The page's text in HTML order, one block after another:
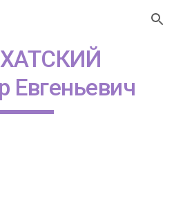
Skip to navigation
Евгеньевич